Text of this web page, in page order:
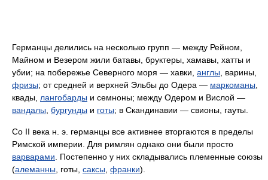
Германцы делились на несколько групп — между Рейном,
Майном и Везером жили батавы, бруктеры, хамавы, хатты и
убии; на побережье Северного моря — хавки, англы , варины,
фризы; от средней и верхней Эльбы до Одера — маркоманы
квады, лангобарды и семноны; между Одером и Вислой —
вандалы бургунды и готы; в Скандинавии — свионы, гауты.
Со II века н. э. германцы все активнее вторгаются в пределы
Римской империи. Для римлян однако они были просто
варварами . Постепенно у них складывались племенные союзы
(алеманны , готы, саксы франки).